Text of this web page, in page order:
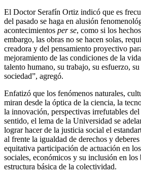
El Doctor Serafín Ortiz indicó que es
del pasado se haga en alusión
acontecimientos per se, como si los
embargo, las obras no se hacen solas,
creadora y del pensamiento proyectivo
mejoramiento de las condiciones de la
talento humano, su trabajo, su esfuerzo,
sociedad”, agregó.
Enfatizó que los fenómenos naturales,
miran desde la óptica de la ciencia, la
la innovación, perspectivas irrefutables
sentido, el lema de la Universidad se
lograr hacer de la justicia social el
al frente la igualdad de derechos y
equitativa participación de actuación en
sociales, económicos y su inclusión en los
estructura básica de la colectividad.